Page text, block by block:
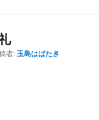
者:玉島はばたき